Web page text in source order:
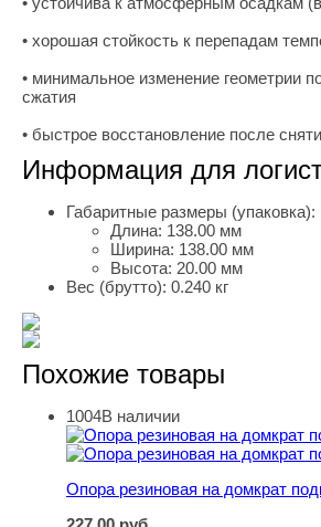
• хорошая стойкость к перепадам
• минимальное изменение геометрии
сжатия
• быстрое восстановление после
Информация для
Габаритные размеры (упаковка):
Длина: 138.00 мм
Ширина: 138.00 мм
Высота: 20.00 мм
Вес (брутто): 0.240 кг
Похожие товары
Опора резиновая на домкрат
1004В наличии
Опора резиновая на домкрат